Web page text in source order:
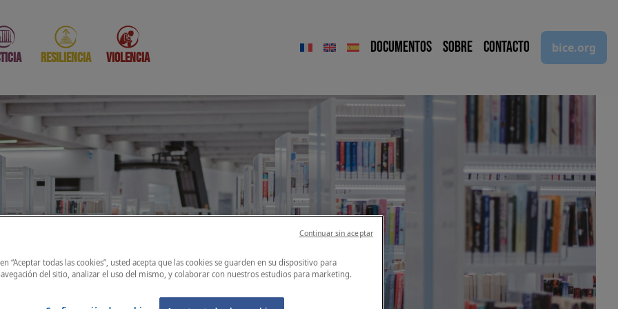
Resiliencia Violencia
Documentos Sobre Contacto bice.org
de documentación
“Aceptar todas las cookies”, usted acepta que las cookies se guarden en su dispositivo para
del sitio, analizar el uso del mismo, y colaborar con nuestros estudios para marketing.
Continuar sin aceptar